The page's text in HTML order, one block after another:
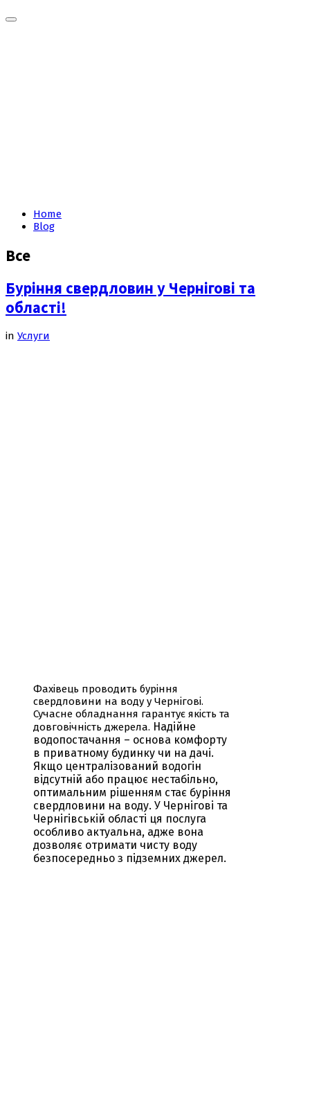
Home
Blog
Все
Буріння свердловин у Чернігові та
області!
in Услуги
Фахівець проводить буріння
свердловини на воду у Чернігові.
Сучасне обладнання гарантує якість та
довговічність джерела. Надійне
водопостачання – основа комфорту
в приватному будинку чи на дачі.
Якщо централізований водогін
відсутній або працює нестабільно,
оптимальним рішенням стає буріння
свердловини на воду. У Чернігові та
Чернігівській області ця послуга
особливо актуальна, адже вона
дозволяє отримати чисту воду
безпосередньо з підземних джерел.